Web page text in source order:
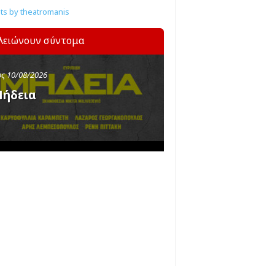
by theatromanis
σύντομα
10/08/2026